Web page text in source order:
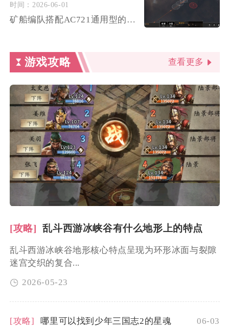
时间： 2026-06-01
矿船编队搭配AC721通用型的核心原因是依靠舰船叠加仓储扩容...
游戏攻略 查看更多
[攻略] 乱斗西游冰峡谷有什么地形上的特点
乱斗西游冰峡谷地形核心特点呈现为环形冰面与裂隙
迷宫交织的复合...
2026-05-23
[攻略] 哪里可以找到少年三国志2的星魂 06-03